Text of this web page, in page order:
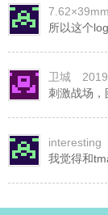
7.62×39mm
所以这个
卫城
刺激战场，
interesting
我觉得和